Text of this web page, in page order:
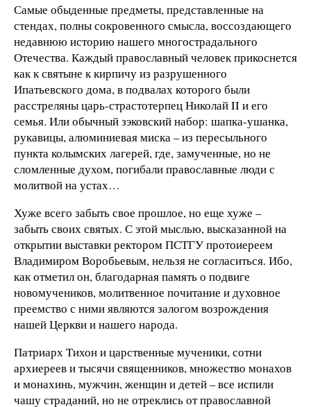
Самые обыденные предметы, представленные на
стендах, полны сокровенного смысла, воссоздающего
недавнюю историю нашего многострадального
Отечества. Каждый православный человек прикоснется
как к святыне к кирпичу из разрушенного
Ипатьевского дома, в подвалах которого были
расстреляны царь-страстотерпец Николай II и его
семья. Или обычный зэковский набор: шапка-ушанка,
рукавицы, алюминиевая миска – из пересыльного
пункта колымских лагерей, где, замученные, но не
сломленные духом, погибали православные люди с
молитвой на устах…
Хуже всего забыть свое прошлое, но еще хуже –
забыть своих святых. С этой мыслью, высказанной на
открытии выставки ректором ПСТГУ протоиереем
Владимиром Воробьевым, нельзя не согласиться. Ибо,
как отметил он, благодарная память о подвиге
новомучеников, молитвенное почитание и духовное
преемство с ними являются залогом возрождения
нашей Церкви и нашего народа.
Патриарх Тихон и царственные мученики, сотни
архиереев и тысячи священников, множество монахов
и монахинь, мужчин, женщин и детей – все испили
чашу страданий, но не отреклись от православной